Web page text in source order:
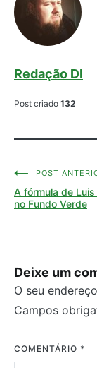
Redação DI
Post criado 132
de
POST
A fórmula de
no Fundo Verde
Deixe um
O seu
Campos
COMENTÁRIO *